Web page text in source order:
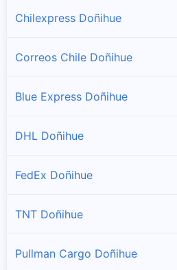
Chilexpress Doñihue
Correos Chile Doñihue
Blue Express Doñihue
DHL Doñihue
FedEx Doñihue
TNT Doñihue
Pullman Cargo Doñihue